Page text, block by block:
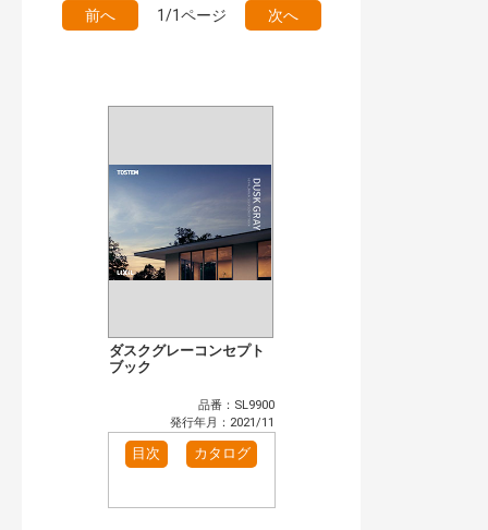
キーワード検索（あいまい）
おすすめハッシュタグ
施工イメージ・アイデア集（1）
リフォームおすすめ（14）
省エネ住宅関連（3）
補助金・優遇制度を知る（2）
カタログ一覧＆使い方（1）
窓・シャッター（1）
玄関ドア・引戸（5）
インテリア建材（6）
太陽光発電・屋根・外壁（1）
発行年で検索
前へ
1/1ページ 次へ
ダスクグレーコンセプト
ブック
品番：SL9900
発行年月：2021/11
目次 カタログ